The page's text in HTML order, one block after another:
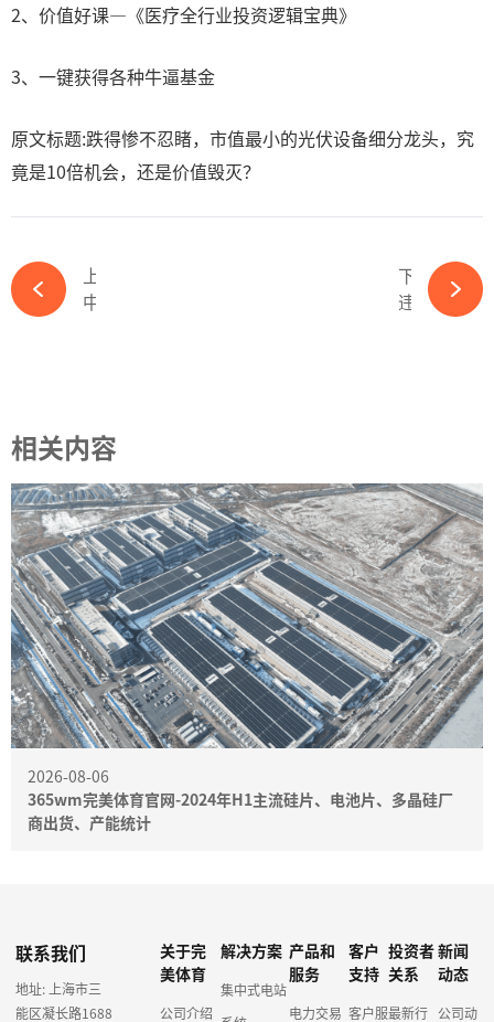
2、价值好课—《医疗全行业投资逻辑宝典》
3、一键获得各种牛逼基金
原文标题:跌得惨不忍睹，市值最小的光伏设备细分龙头，究
竟是10倍机会，还是价值毁灭？
下一篇
违反多项会计准则受行政监管，中科云网近三年竟有10个单季处于亏损-365wm完美体育官网
相关内容
2026-08-06
365wm完美体育官网-2024年H1主流硅片、电池片、多晶硅厂
商出货、产能统计
联系我们
地址: 上海市三
能区凝长路1688
关于完
美体育
公司介绍
解决方案
集中式电站
产品和
服务
电力交易
客户
支持
客户服
投资者
关系
最新行
新闻
动态
公司动